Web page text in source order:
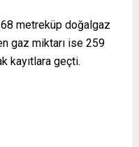
metreküp doğalgaz
gaz miktarı ise 259
kayıtlara geçti.